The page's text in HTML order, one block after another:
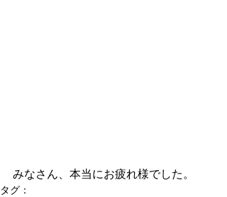
みなさん、本当にお疲れ様でした。
タグ：